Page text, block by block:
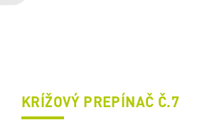
KRÍŽOVÝ PREPÍNAČ Č.7